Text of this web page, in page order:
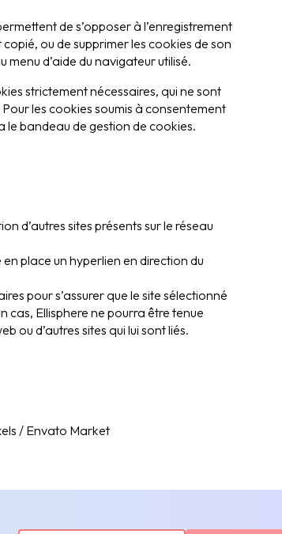
de s’opposer à l’enregistrement
ou de supprimer les cookies de son
menu d’aide du navigateur utilisé.
strictement nécessaires, qui ne sont
les cookies soumis à consentement
le bandeau de gestion de cookies.
d’autres sites présents sur le réseau
place un hyperlien en direction du
pour s’assurer que le site sélectionné
cas, Ellisphere ne pourra être tenue
ou d’autres sites qui lui sont liés.
/ Envato Market